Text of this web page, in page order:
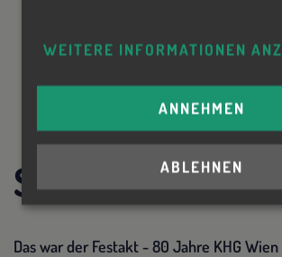
Save the Date!
Das war der Festakt - 80 Jahre KHG Wien
WEITERE INFORMATIONEN
ABLEHNEN
ANNEHMEN